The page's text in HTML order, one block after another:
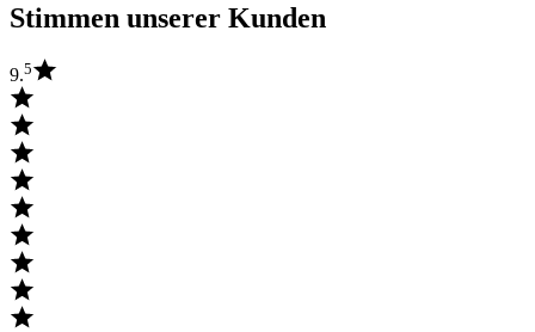
Stimmen unserer Kunden
9.5